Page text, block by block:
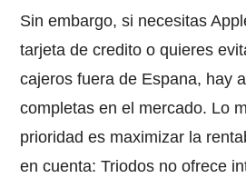
Sin embargo, si necesitas
tarjeta de credito o quieres
cajeros fuera de Espana, hay
completas en el mercado. Lo
prioridad es maximizar la
en cuenta: Triodos no ofrece